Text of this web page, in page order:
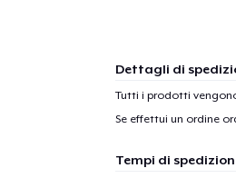
Dettagli di
Tutti i prodotti
Se effettui un ordine
Tempi di